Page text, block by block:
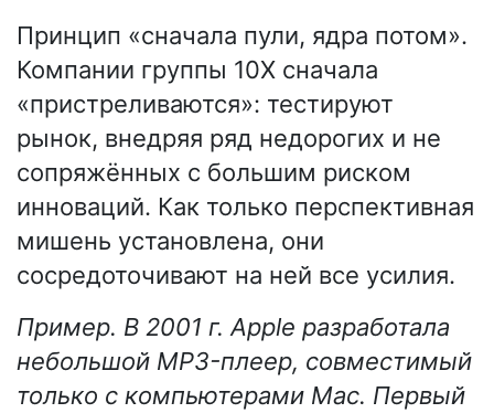
Принцип «сначала пули, ядра потом».
Компании группы 10X сначала
«пристреливаются»: тестируют
рынок, внедряя ряд недорогих и не
сопряжённых с большим риском
инноваций. Как только перспективная
мишень установлена, они
сосредоточивают на ней все усилия.
Пример. В 2001 г. Apple разработала
небольшой MP3-плеер, совместимый
только с компьютерами Mac. Первый